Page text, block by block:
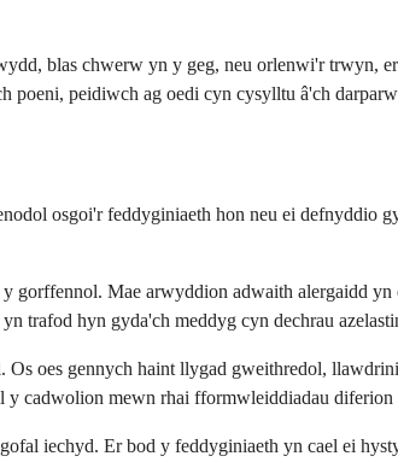
blas chwerw yn y geg, neu orlenwi'r trwyn,
poeni, peidiwch ag oedi cyn cysylltu â'ch
osgoi'r feddyginiaeth hon neu ei defnyddio
gorffennol. Mae arwyddion adwaith alergaidd
trafod hyn gyda'ch meddyg cyn dechrau
oes gennych haint llygad gweithredol,
y cadwolion mewn rhai fformwleiddiadau
iechyd. Er bod y feddyginiaeth yn cael ei